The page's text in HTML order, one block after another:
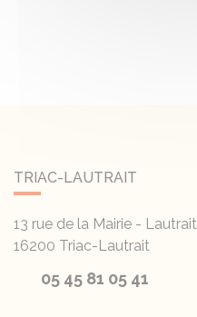
TRIAC-LAUTRAIT
13 rue de la Mairie - Lautrait
16200 Triac-Lautrait
05 45 81 05 41